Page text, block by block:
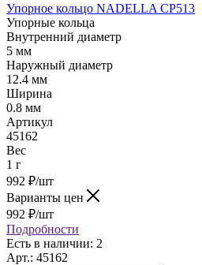
Упорное кольцо NADELLA CP513
Упорные кольца
Внутренний диаметр
5 мм
Наружный диаметр
12.4 мм
Ширина
0.8 мм
Артикул
45162
Вес
1 г
992 ₽/шт
Варианты цен
992 ₽/шт
Подробности
Есть в наличии: 2
Арт.: 45162